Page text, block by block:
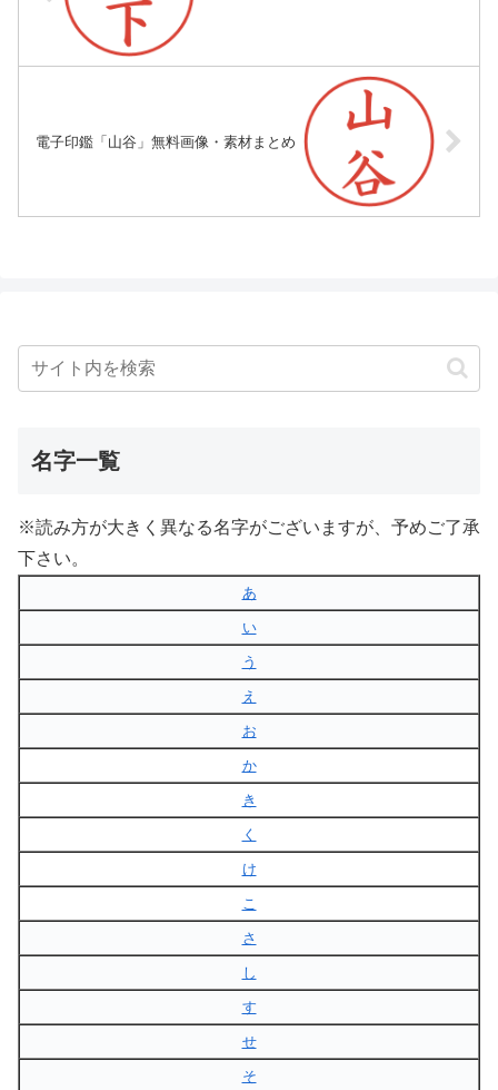
電子印鑑「山谷」無料画像・素材まとめ
名字一覧
※読み方が大きく異なる名字がございますが、予めご了承
下さい。
あ
い
う
え
お
か
き
く
け
こ
さ
し
す
せ
そ